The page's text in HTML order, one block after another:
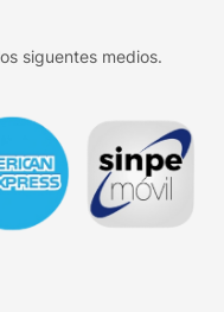
siguentes medios.